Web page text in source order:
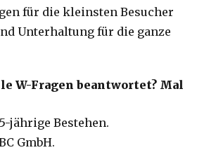
für die kleinsten Besucher
Unterhaltung für die ganze
W-Fragen beantwortet? Mal
jährige Bestehen.
GmbH.